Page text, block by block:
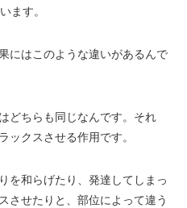
ます。
にはこのような違いがあるんで
どちらも同じなんです。それ
ックスさせる作用です。
を和らげたり、発達してしまっ
させたりと、部位によって違う